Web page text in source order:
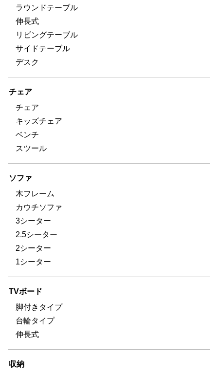
ラウンドテーブル
伸長式
リビングテーブル
サイドテーブル
デスク
チェア
チェア
キッズチェア
ベンチ
スツール
ソファ
木フレーム
カウチソファ
3シーター
2.5シーター
2シーター
1シーター
TVボード
脚付きタイプ
台輪タイプ
伸長式
収納